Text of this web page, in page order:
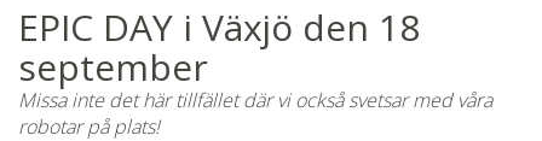
EPIC DAY i Växjö den 18
september
Missa inte det här tillfället där vi också svetsar med våra
robotar på plats!